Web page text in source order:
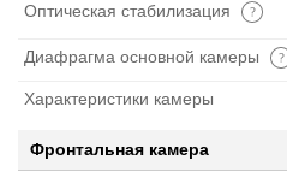
Оптическая стабилизация
Диафрагма основной камеры
Характеристики камеры
Фронтальная камера